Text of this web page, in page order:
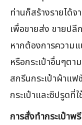
ท่านก็สร้างรายได้
เพื่อขายส่ง ขายปลี
หากต้องการความ
หรือกระเป๋าอื่นๆต
สกรีนกระเป๋าผ้าแ
กระเป๋าและซิปรูดที่ใ
การสั่งทำกระเป๋า